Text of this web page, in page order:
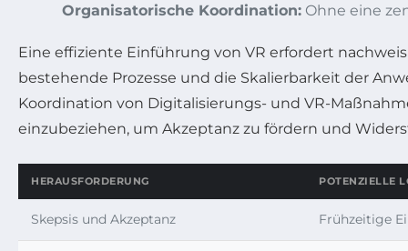
Organisatorische Koordination: Ohne eine
Eine effiziente Einführung von VR erfordert
bestehende Prozesse und die Skalierbarkeit der
Koordination von Digitalisierungs- und VR-
einzubeziehen, um Akzeptanz zu fördern und
HERAUSFORDERUNG POTENZIELLE
Skepsis und Akzeptanz Frühzeitige